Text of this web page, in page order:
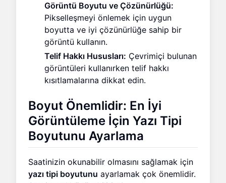
Görüntü Boyutu ve Çözünürlüğü:
Pikselleşmeyi önlemek için uygun
boyutta ve iyi çözünürlüğe sahip bir
görüntü kullanın.
Telif Hakkı Hususları: Çevrimiçi bulunan
görüntüleri kullanırken telif hakkı
kısıtlamalarına dikkat edin.
Boyut Önemlidir: En İyi
Görüntüleme İçin Yazı Tipi
Boyutunu Ayarlama
Saatinizin okunabilir olmasını sağlamak için
yazı tipi boyutunu ayarlamak çok önemlidir.